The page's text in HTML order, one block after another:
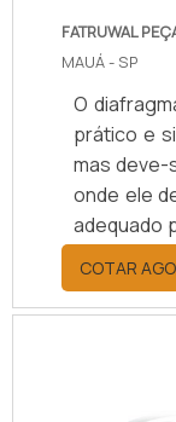
FATRUWAL
MAUÁ - SP
O
prático e
mas deve-
onde ele
adequado
oferece
seguro e
possui
COTAR